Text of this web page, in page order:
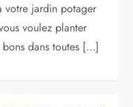
votre jardin potager
voulez planter
bons dans toutes […]